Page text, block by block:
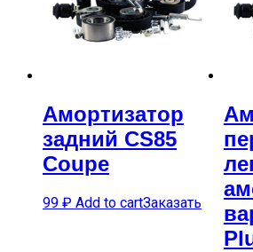
Амортизатор
задний CS85
Coupe
99 ₽ Add to cartЗаказать